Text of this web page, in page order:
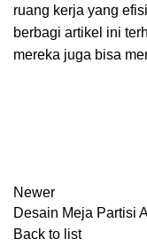
ruang kerja yang
berbagi artikel ini
mereka juga bisa
Newer
Desain Meja Partisi
Back to list